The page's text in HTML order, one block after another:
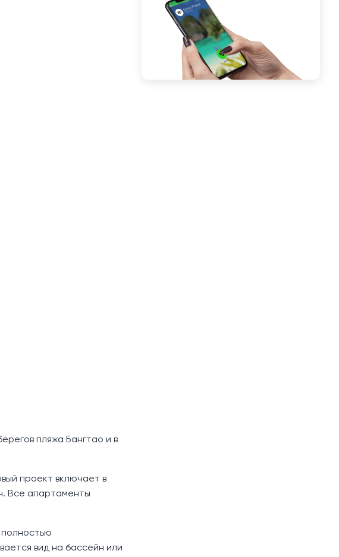
пляжа Бангтао и в
проект включает в
Все апартаменты
полностью
вид на бассейн или